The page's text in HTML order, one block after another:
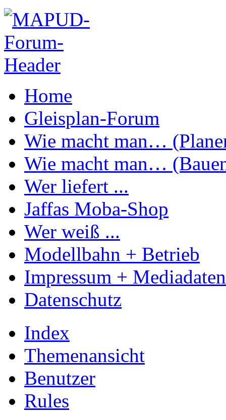
Home
Gleisplan-Forum
Wie macht man…
Wie macht man…
Wer liefert ...
Jaffas Moba-Shop
Wer weiß ...
Modellbahn + Betrieb
Impressum + Mediadaten
Datenschutz
Index
Themenansicht
Benutzer
Rules